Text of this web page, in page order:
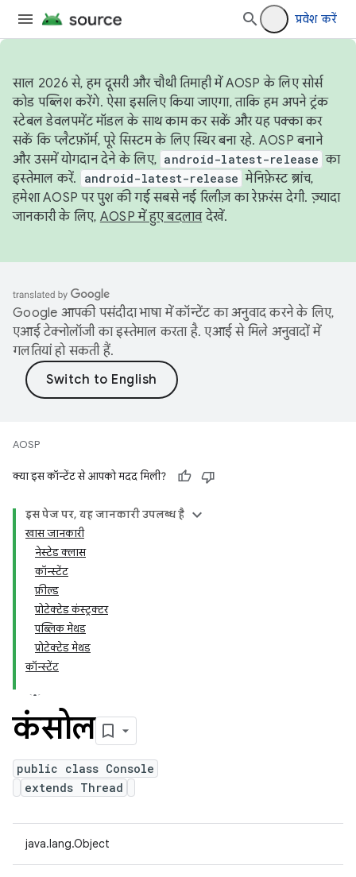
प्रवेश करें
साल 2026 से, हम दूसरी और चौथी तिमाही में AOSP के लिए सोर्स
कोड पब्लिश करेंगे. ऐसा इसलिए किया जाएगा, ताकि हम अपने ट्रंक
स्टेबल डेवलपमेंट मॉडल के साथ काम कर सकें और यह पक्का कर
सकें कि प्लैटफ़ॉर्म, पूरे सिस्टम के लिए स्थिर बना रहे. AOSP बनाने
और उसमें योगदान देने के लिए, android-latest-release का
इस्तेमाल करें.
android-latest-release मेनिफ़ेस्ट ब्रांच,
हमेशा AOSP पर पुश की गई सबसे नई रिलीज़ का रेफ़रंस देगी. ज़्यादा
जानकारी के लिए, AOSP में हुए बदलावदेखें.
Google आपकी पसंदीदा भाषा में कॉन्टेंट का अनुवाद करने के लिए,
एआई टेक्नोलॉजी का इस्तेमाल करता है. एआई से मिले अनुवादों में
गलतियां हो सकती हैं.
AOSP
क्या इस कॉन्टेंट से आपको मदद मिली?
इस पेज पर, यह जानकारी उपलब्ध है
खास जानकारी
नेस्टेड क्लास
कॉन्स्टेंट
फ़ील्ड
प्रोटेक्टेड कंस्ट्रक्टर
पब्लिक मेथड
प्रोटेक्टेड मेथड
कॉन्स्टेंट
कंसोल
public class Console
extends Thread
java.lang.Object